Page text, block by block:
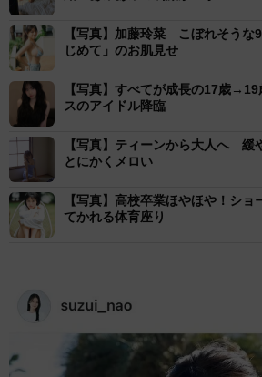
【写真】加藤玲菜 こぼれそうな
じめて」のお肌見せ
【写真】すべてが成長の17歳
スのアイドル降臨
【写真】ティーンから大人へ
とにかくメロい
【写真】高校卒業ほやほや！シ
てかれる体育座り